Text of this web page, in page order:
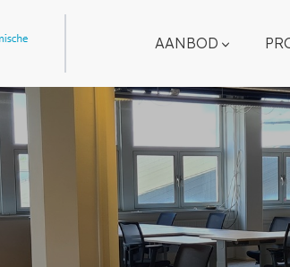
AANBOD